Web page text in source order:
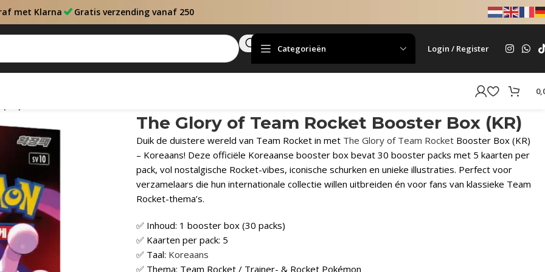
met Klarna Gratis verzending vanaf 250
Categorieën Login / Register
The Glory of Team Rocket Booster Box (KR)
Duik de duistere wereld van Team Rocket in met The Glory of Team RocketBooster Box (KR)
– Koreaans! Deze officiële Koreaanse booster box bevat 30 booster packs met 5 kaarten per
pack, vol nostalgische Rocket-vibes, iconische schurken en unieke illustraties. Perfect voor
verzamelaars die hun internationale collectie willen uitbreiden én voor fans van klassieke Team
Rocket-thema’s.
✅ Inhoud: 1 booster box (30 packs)
✅ Kaarten per pack: 5
✅ Taal: Koreaans
✅ Thema: Team Rocket / Trainer- & Rocket Pokémon